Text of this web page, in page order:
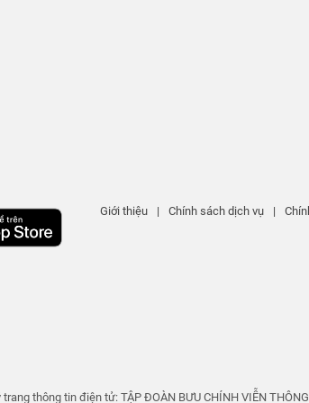
Giới thiệu | Chính sách dịch vụ |
trang thông tin điện tử: TẬP ĐOÀN BƯU CHÍNH VIỄN